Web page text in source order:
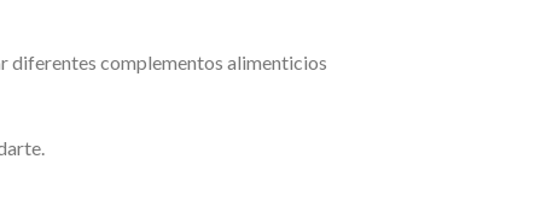
diferentes complementos alimenticios